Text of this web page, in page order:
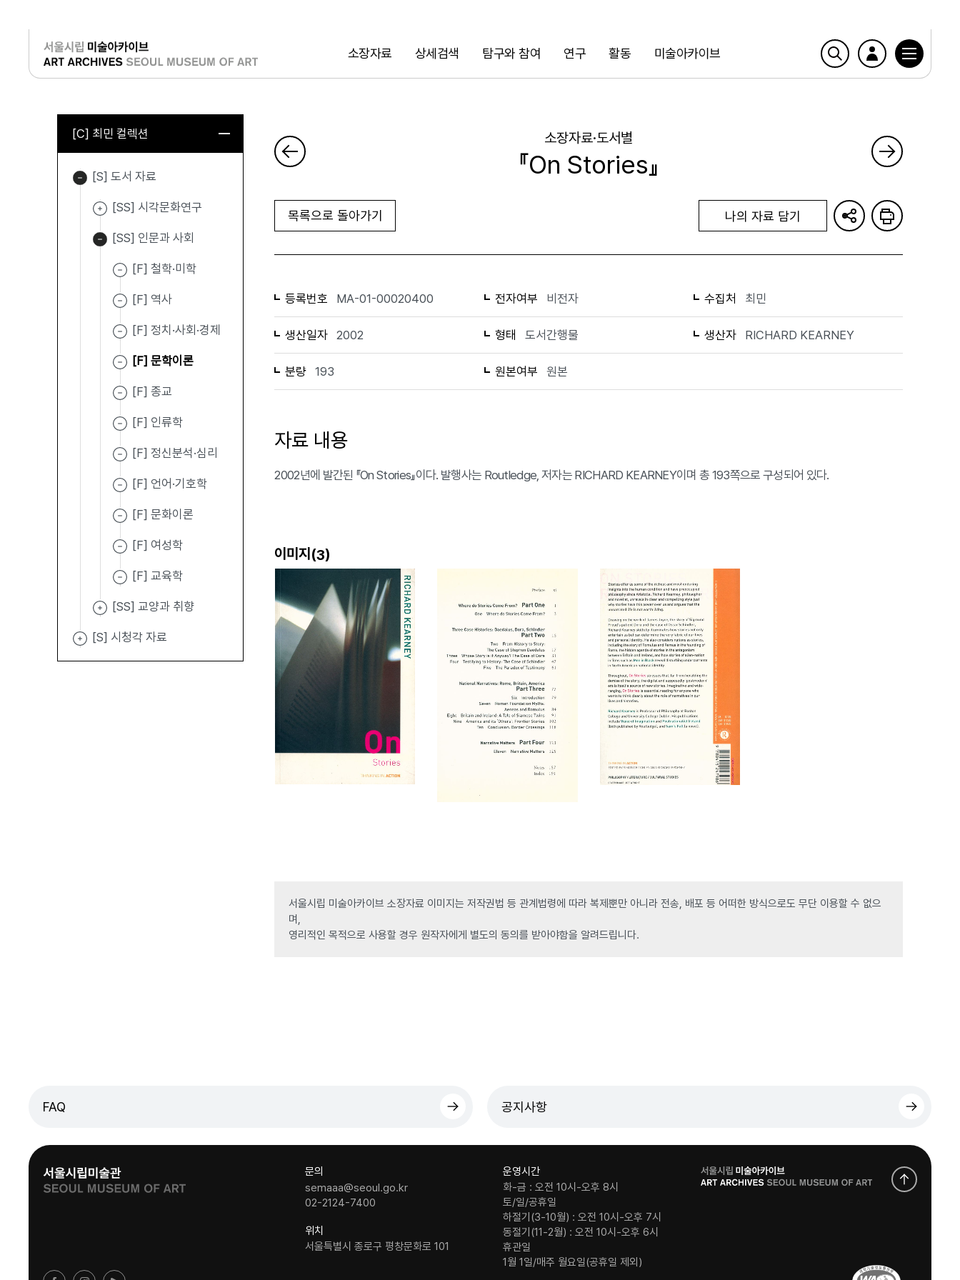
소장자료 상세검색 탐구와 참여 연구 활동 미술아카이브
검색
로그인
[C] 최민 컬렉션
[S] 도서 자료
[SS] 시각문화연구
[SS] 인문과 사회
[F] 철학·미학
[F] 역사
[F] 정치·사회·경제
[F] 문학이론
[F] 종교
[F] 인류학
[F] 정신분석·심리
[F] 언어·기호학
[F] 문화이론
[F] 여성학
[F] 교육학
[SS] 교양과 취향
[S] 시청각 자료
소장자료·도서별
『On Stories』
목록으로 돌아가기 나의 자료 담기
등록번호 MA-01-00020400 전자여부 비전자 수집처 최민
생산일자 2002 형태 도서간행물 생산자 RICHARD KEARNEY
분량 193 원본여부 원본
자료 내용
2002년에 발간된 『On Stories』이다. 발행사는 Routledge, 저자는 RICHARD KEARNEY이며 총 193쪽으로 구성되어 있다.
이미지(3)
서울시립 미술아카이브 소장자료 이미지는 저작권법 등 관계법령에 따라 복제뿐만 아니라 전송, 배포 등 어떠한 방식으로도 무단 이용할 수 없으
며,
영리적인 목적으로 사용할 경우 원작자에게 별도의 동의를 받아야함을 알려드립니다.
FAQ 공지사항
문의
semaaa@seoul.go.kr
02-2124-7400
위치
서울특별시 종로구 평창문화로 101
운영시간
화-금 : 오전 10시-오후 8시
토/일/공휴일
하절기(3-10월) : 오전 10시-오후 7시
동절기(11-2월) : 오전 10시-오후 6시
휴관일
1월 1일/매주 월요일(공휴일 제외)
로
고